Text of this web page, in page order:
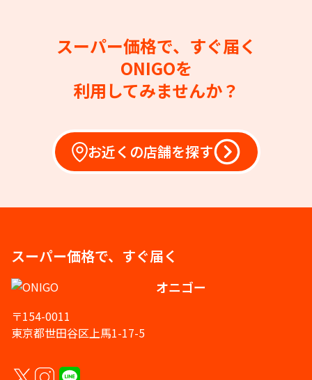
スーパー価格で、すぐ届く
ONIGOを
利用してみませんか？
お近くの店舗を探す
スーパー価格で、すぐ届く
オニゴー
〒154-0011
東京都世田谷区上馬1-17-5